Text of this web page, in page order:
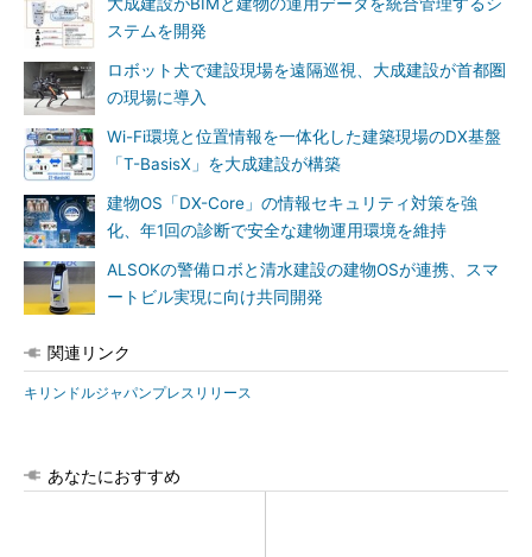
ステムを開発
ロボット犬で建設現場を遠隔巡視、大成建設が首都圏
の現場に導入
Wi-Fi環境と位置情報を一体化した建築現場のDX基盤
「T-BasisX」を大成建設が構築
建物OS「DX-Core」の情報セキュリティ対策を強
化、年1回の診断で安全な建物運用環境を維持
ALSOKの警備ロボと清水建設の建物OSが連携、スマ
ートビル実現に向け共同開発
関連リンク
キリンドルジャパンプレスリリース
あなたにおすすめ